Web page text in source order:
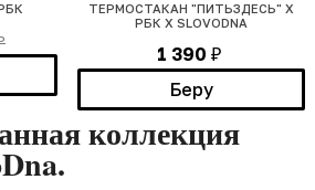
ТЕРМОСТАКАН "ПИТЬЗДЕСЬ" Х
РБК Х SLOVODNA
1 390 ₽
Беру
коллекция